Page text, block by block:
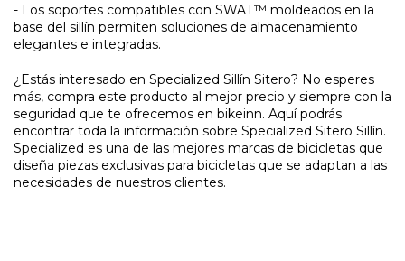
- Los soportes compatibles con SWAT™ moldeados en la
base del sillín permiten soluciones de almacenamiento
elegantes e integradas.
¿Estás interesado en Specialized Sillín Sitero? No esperes
más, compra este producto al mejor precio y siempre con la
seguridad que te ofrecemos en bikeinn. Aquí podrás
encontrar toda la información sobre Specialized Sitero Sillín.
Specialized es una de las mejores marcas de bicicletas que
diseña piezas exclusivas para bicicletas que se adaptan a las
necesidades de nuestros clientes.